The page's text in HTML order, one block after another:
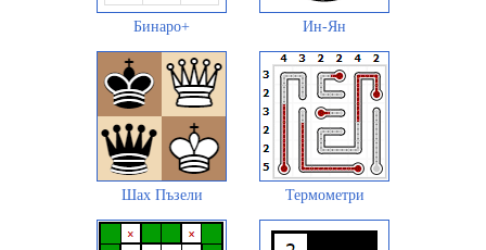
Бинаро+ Ин-Ян
Шах Пъзели Термометри